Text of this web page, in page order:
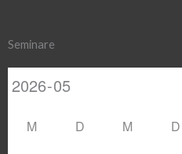
Seminare
M D M D